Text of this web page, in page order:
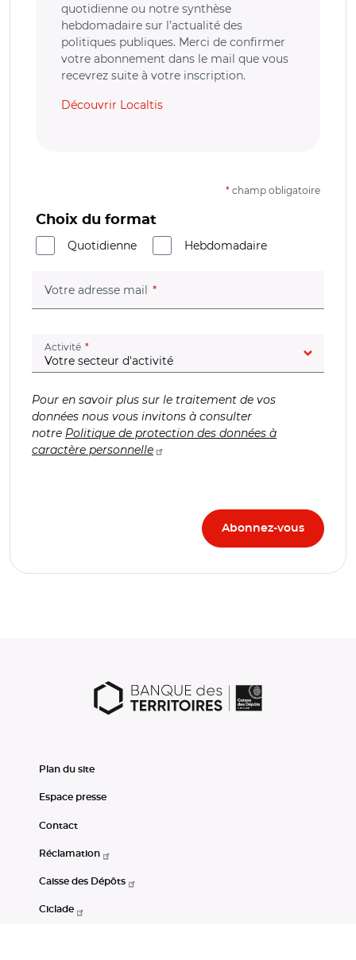
quotidienne ou notre synthèse
hebdomadaire sur l’actualité des
politiques publiques. Merci de confirmer
votre abonnement dans le mail que vous
recevrez suite à votre inscription.
Découvrir Localtis
* champ obligatoire
Choix du format
Quotidienne
Hebdomadaire
Votre adresse mail (champ obligatoire)
Activité (champ obligatoire)
Pour en savoir plus sur le traitement de vos
données nous vous invitons à consulter
notre Politique de protection des données à
caractère personnelle
Plan du site
Espace presse
Contact
Réclamation
Caisse des Dépôts
Ciclade